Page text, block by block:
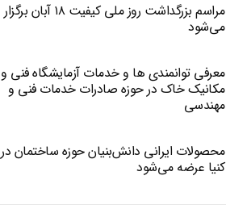
مراسم بزرگداشت روز ملی کیفیت ۱۸ آبان برگزار
می‌شود
معرفی توانمندی ها و خدمات آزمایشگاه فنی و
مکانیک خاک در حوزه صادرات خدمات فنی و
مهندسی
محصولات ایرانی دانش‌بنیان‌ حوزه ساختمان در
کنیا عرضه می‌شود